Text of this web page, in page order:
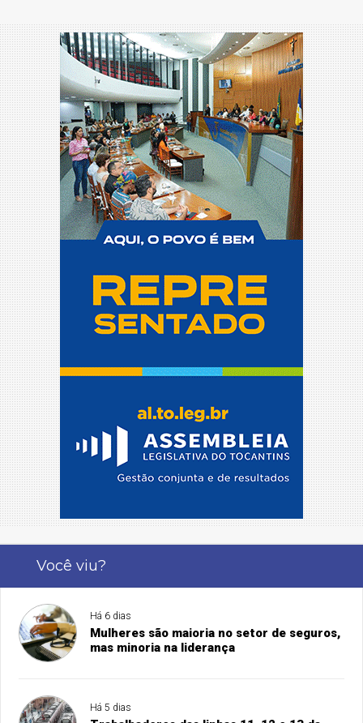
Você viu?
Há 6 dias
Mulheres são maioria no setor de seguros,
mas minoria na liderança
Há 5 dias